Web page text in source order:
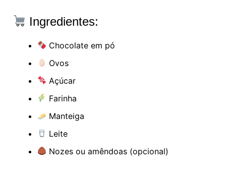
Ingredientes:
Chocolate em pó
Ovos
Açúcar
Farinha
Manteiga
Leite
Nozes ou amêndoas (opcional)